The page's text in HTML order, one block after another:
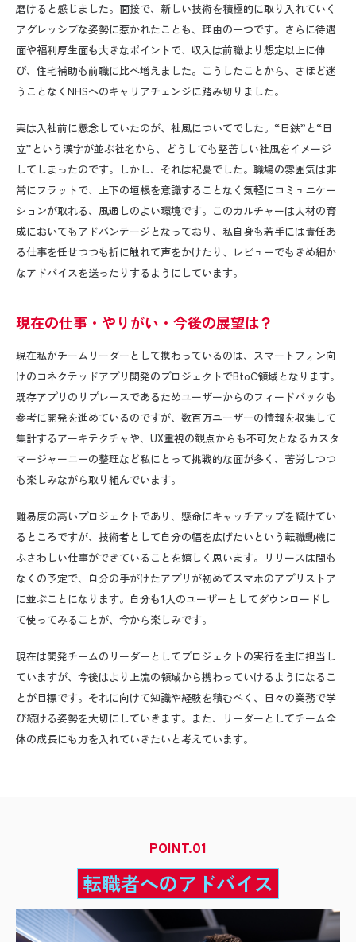
磨けると感じました。面接で、新しい技術を積極的に取り入れていく
アグレッシブな姿勢に惹かれたことも、理由の一つです。さらに待遇
面や福利厚生面も大きなポイントで、収入は前職より想定以上に伸
び、住宅補助も前職に比べ増えました。こうしたことから、さほど迷
うことなく NHSへのキャリアチェンジに踏み切りました。
実は入社前に懸念していたのが、社風についてでした。“日鉄”と“日
立”という漢字が並ぶ社名から、どうしても堅苦しい社風をイメージ
してしまったのです。しかし、それは杞憂でした。職場の雰囲気は非
常にフラットで、上下の垣根を意識することなく気軽にコミュニケー
ションが取れる、風通しのよい環境です。このカルチャーは人材の育
成においてもアドバンテージとなっており、私自身も若手には責任あ
る仕事を任せつつも折に触れて声をかけたり、レビューでもきめ細か
なアドバイスを送ったりするようにしています。
現在の仕事・やりがい・今後の展望は？
現在私がチームリーダーとして携わっているのは、スマートフォン向
けのコネクテッドアプリ開発のプロジェクトでBtoC領域となります。
既存アプリのリプレースであるためユーザーからのフィードバックも
参考に開発を進めているのですが、数百万ユーザーの情報を収集して
集計するアーキテクチャや、 UX重視の観点からも不可欠となるカスタ
マージャーニーの整理など私にとって挑戦的な面が多く、苦労しつつ
も楽しみながら取り組んでいます。
難易度の高いプロジェクトであり、懸命にキャッチアップを続けてい
るところですが、技術者として自分の幅を広げたいという転職動機に
ふさわしい仕事ができていることを嬉しく思います。リリースは間も
なくの予定で、自分の手がけたアプリが初めてスマホのアプリストア
に並ぶことになります。自分も1 人のユーザーとしてダウンロードし
て使ってみることが、今から楽しみです。
現在は開発チームのリーダーとしてプロジェクトの実行を主に担当し
ていますが、今後はより上流の領域から携わっていけるようになるこ
とが目標です。それに向けて知識や経験を積むべく、日々の業務で学
び続ける姿勢を大切にしていきます。また、リーダーとしてチーム全
体の成長にも力を入れていきたいと考えています。
POINT
転職者へのアドバイス